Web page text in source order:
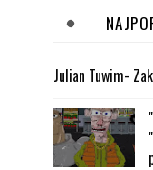
Julian Tuwim-